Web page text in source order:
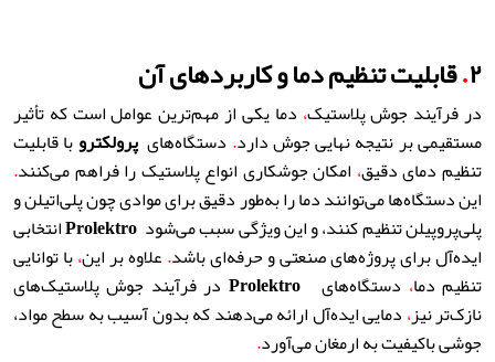
۲.قابلیت تنظیم دما و کاربردهای آن
در فرآیند جوش پلاستیک، دما یکی از مهم‌ترین عوامل است که تأثیر
مستقیمی بر نتیجه نهایی جوش دارد. دستگاه‌هایپرولکتروبا قابلیت
تنظیم دمای دقیق، امکان جوشکاری انواع پلاستیک را فراهم می‌کنند.
این دستگاه‌ها می‌توانند دما را به‌طور دقیق برای موادی چون پلی‌اتیلن و
پلی‌پروپیلن تنظیم کنند، و این ویژگی سبب می‌شود Prolektroانتخابی
ایده‌آل برای پروژه‌های صنعتی و حرفه‌ای باشد.علاوه بر این،با توانایی
تنظیم دما، دستگاه‌هایProlektro در فرآیند جوش پلاستیک‌های
نازک‌تر نیز،دمایی ایده‌آل ارائه می‌دهند که بدون آسیب به سطح مواد،
جوشی باکیفیت به ارمغان می‌آورد.